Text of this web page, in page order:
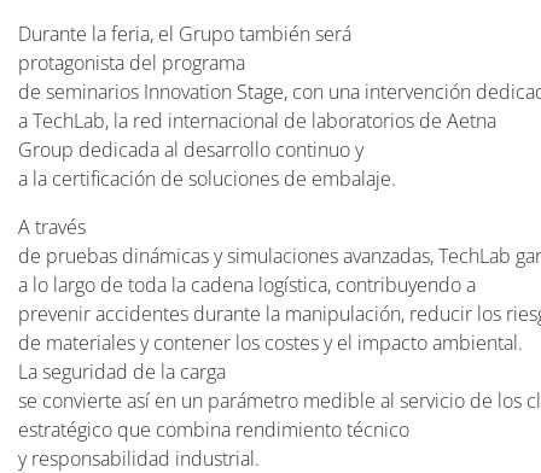
Durante la feria, el Grupo también será
protagonista del programa
de seminarios Innovation Stage, con una intervención
a TechLab, la red internacional de laboratorios de Aetna
Group dedicada al desarrollo continuo y
a la certificación de soluciones de embalaje.
A través
de pruebas dinámicas y simulaciones avanzadas, TechLab
a lo largo de toda la cadena logística, contribuyendo a
prevenir accidentes durante la manipulación, reducir los
de materiales y contener los costes y el impacto ambiental.
La seguridad de la carga
se convierte así en un parámetro medible al servicio de los
estratégico que combina rendimiento técnico
y responsabilidad industrial.